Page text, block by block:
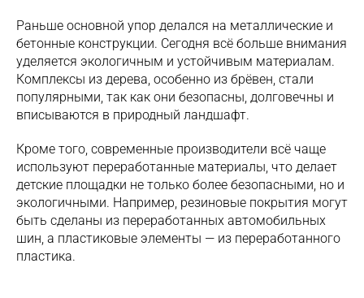
Раньше основной упор делался на металлические и
бетонные конструкции. Сегодня всё больше внимания
уделяется экологичным и устойчивым материалам.
Комплексы из дерева, особенно из брёвен, стали
популярными, так как они безопасны, долговечны и
вписываются в природный ландшафт.
Кроме того, современные производители всё чаще
используют переработанные материалы, что делает
детские площадки не только более безопасными, но и
экологичными. Например, резиновые покрытия могут
быть сделаны из переработанных автомобильных
шин, а пластиковые элементы — из переработанного
пластика.